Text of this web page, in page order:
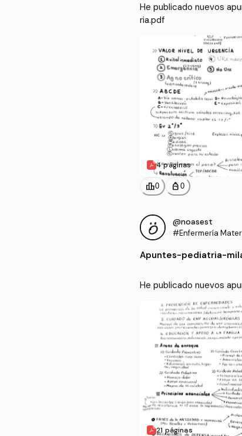
He publicado nuevos
ria.pdf
4 páginas
leaderboard0 personal_bag 0
@noasest
#Enfermería
Apuntes-pediatria-
He publicado nuevos
21 páginas